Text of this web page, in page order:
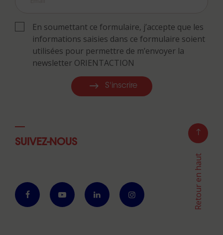
En soumettant ce formulaire, j’accepte que les
informations saisies dans ce formulaire soient
utilisées pour permettre de m’envoyer la
newsletter ORIENTACTION
S'inscrire
SUIVEZ-NOUS
Retour en haut